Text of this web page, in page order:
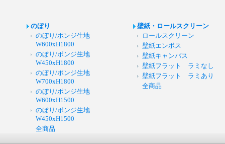
のぼり
のぼり/ポンジ生地
W600xH1800
のぼり/ポンジ生地
W450xH1800
のぼり/ポンジ生地
W700xH1800
のぼり/ポンジ生地
W600xH1500
のぼり/ポンジ生地
W450xH1500
全商品
壁紙・ロールスクリーン
ロールスクリーン
壁紙エンボス
壁紙キャンバス
壁紙フラット ラミなし
壁紙フラット ラミあり
全商品